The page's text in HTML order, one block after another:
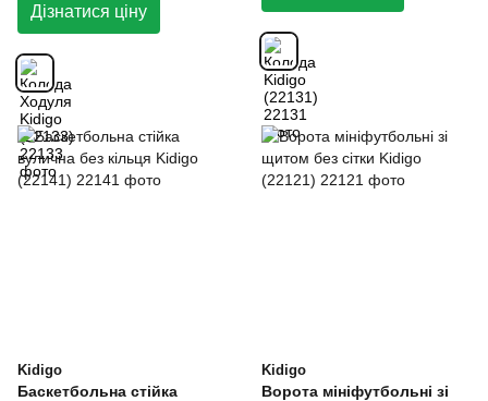
Дізнатися ціну
Kidigo
Баскетбольна стійка
Kidigo
Ворота мініфутбольні зі